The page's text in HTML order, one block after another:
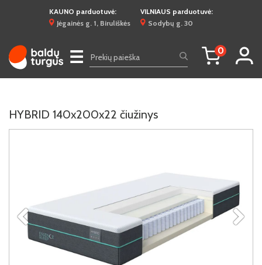
KAUNO parduotuvė:
Jėgainės g. 1, Biruliškės
VILNIAUS parduotuvė:
Sodybų g. 30
☰ 0
HYBRID 140x200x22 čiužinys